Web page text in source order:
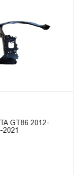
GT86 2012-